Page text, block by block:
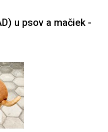
u psov a mačiek -